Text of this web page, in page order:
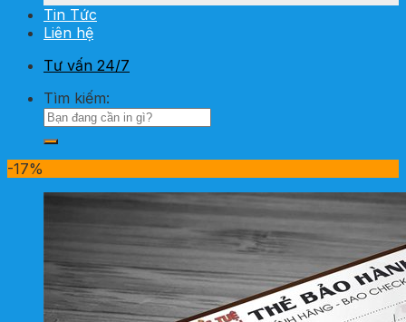
Tin Tức
Liên hệ
Tư vấn 24/7
Tìm kiếm:
-17%